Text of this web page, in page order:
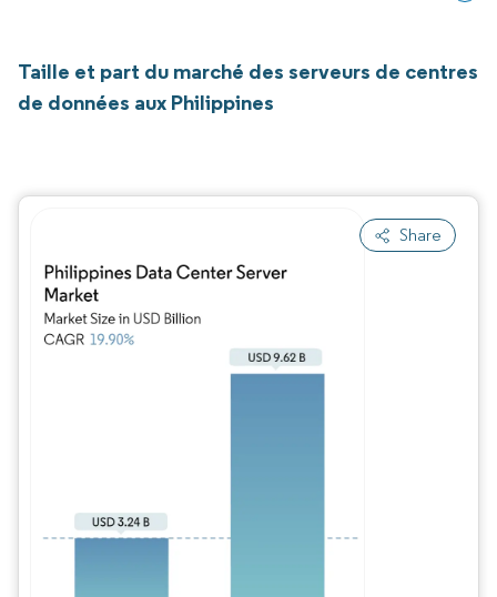
Taille et part du marché des serveurs de centres
de données aux Philippines
Share